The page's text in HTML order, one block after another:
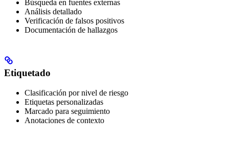
Búsqueda en fuentes externas
Análisis detallado
Verificación de falsos positivos
Documentación de hallazgos
Etiquetado
Clasificación por nivel de riesgo
Etiquetas personalizadas
Marcado para seguimiento
Anotaciones de contexto